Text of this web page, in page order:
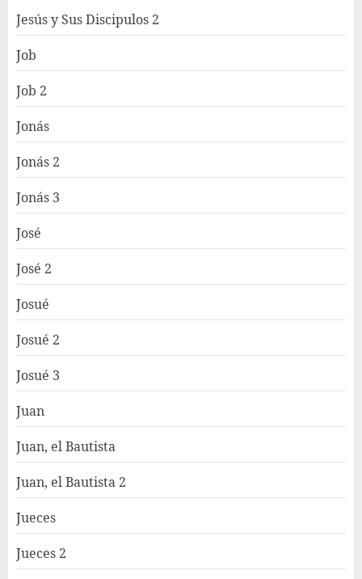
Jesús y Sus Discipulos 2
Job
Job 2
Jonás
Jonás 2
Jonás 3
José
José 2
Josué
Josué 2
Josué 3
Juan
Juan, el Bautista
Juan, el Bautista 2
Jueces
Jueces 2